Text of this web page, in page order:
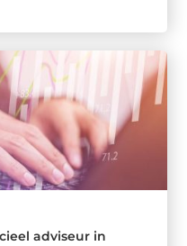
adviseur in